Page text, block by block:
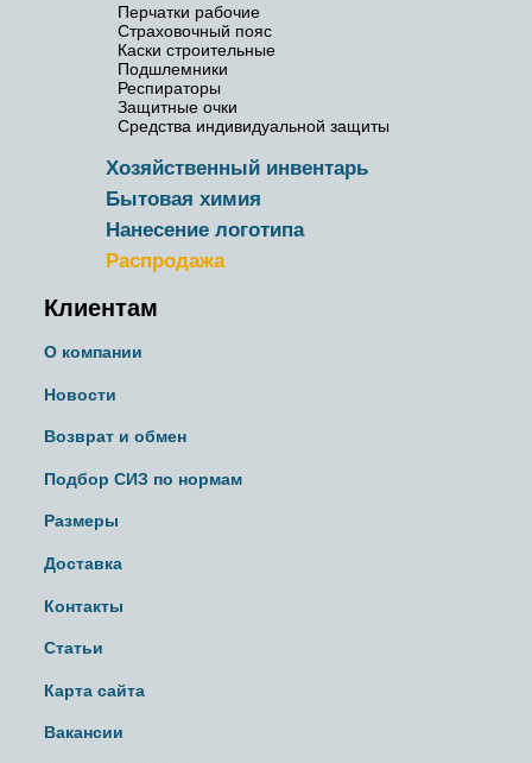
Перчатки рабочие
Страховочный пояс
Каски строительные
Подшлемники
Респираторы
Защитные очки
Средства индивидуальной защиты
Хозяйственный инвентарь
Бытовая химия
Нанесение логотипа
Распродажа
Клиентам
О компании
Новости
Возврат и обмен
Подбор СИЗ по нормам
Размеры
Доставка
Контакты
Статьи
Карта сайта
Вакансии